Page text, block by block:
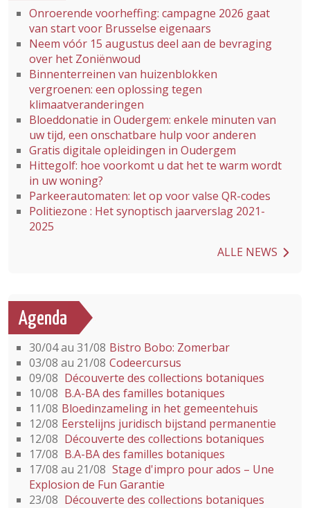
Onroerende voorheffing: campagne 2026 gaat
van start voor Brusselse eigenaars
Neem vóór 15 augustus deel aan de bevraging
over het Zoniënwoud
Binnenterreinen van huizenblokken
vergroenen: een oplossing tegen
klimaatveranderingen
Bloeddonatie in Oudergem: enkele minuten van
uw tijd, een onschatbare hulp voor anderen
Gratis digitale opleidingen in Oudergem
Hittegolf: hoe voorkomt u dat het te warm wordt
in uw woning?
Parkeerautomaten: let op voor valse QR-codes
Politiezone : Het synoptisch jaarverslag 2021-
2025
ALLE NEWS
Agenda
30/04 au 31/08 Bistro Bobo: Zomerbar
03/08 au 21/08 Codeercursus
09/08 Découverte des collections botaniques
10/08 B.A-BA des familles botaniques
11/08 Bloedinzameling in het gemeentehuis
12/08 Eerstelijns juridisch bijstand permanentie
12/08 Découverte des collections botaniques
17/08 B.A-BA des familles botaniques
17/08 au 21/08 Stage d'impro pour ados – Une
Explosion de Fun Garantie
23/08 Découverte des collections botaniques